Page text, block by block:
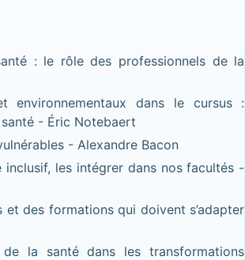
: le rôle des professionnels de la
environnementaux dans le cursus :
- Éric Notebaert
- Alexandre Bacon
les intégrer dans nos facultés -
des formations qui doivent s’adapter
la santé dans les transformations